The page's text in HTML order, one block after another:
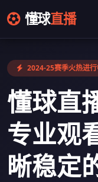
懂球直播
2024-25赛季火热进
懂球直
专业观
晰稳定